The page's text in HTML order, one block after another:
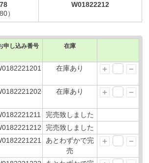
）
W01822212
申し込み番号 在庫
在庫あり
在庫あり
完売致しました
完売致しました
あとわずかで完
売